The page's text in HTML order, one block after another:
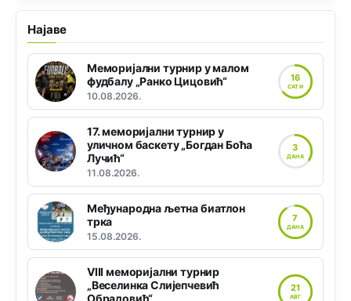
Најаве
Меморијални турнир у малом
фудбалу „Ранко Цицовић“
10.08.2026.
16
САТИ
17. меморијални турнир у
уличном баскету „Богдан Боћа
Лучић“
11.08.2026.
3
ДАНА
Међународна љетна биатлон
трка
15.08.2026.
7
ДАНА
VIII меморијални турнир
„Веселинка Слијепчевић
Обрадовић“
21
АВГ